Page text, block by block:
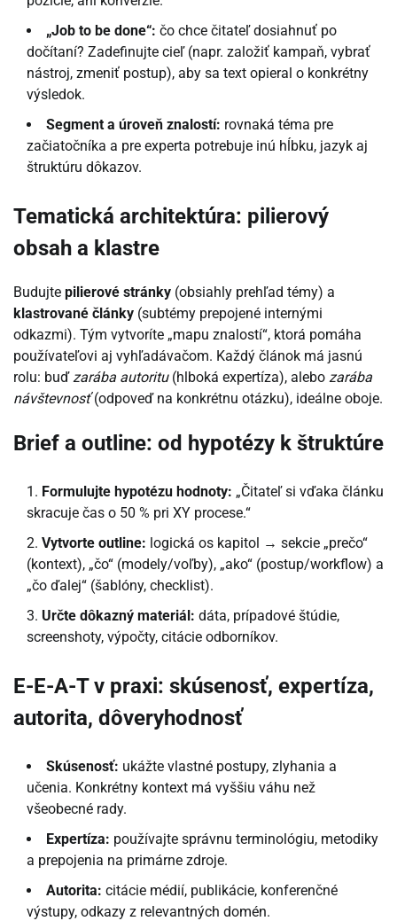
„Job to be done“: čo chce čitateľ dosiahnuť po
dočítaní? Zadefinujte cieľ (napr. založiť kampaň, vybrať
nástroj, zmeniť postup), aby sa text opieral o konkrétny
výsledok.
Segment a úroveň znalostí: rovnaká téma pre
začiatočníka a pre experta potrebuje inú hĺbku, jazyk aj
štruktúru dôkazov.
Tematická architektúra: pilierový
obsah a klastre
Budujte pilierové stránky (obsiahly prehľad témy) a
klastrované články (subtémy prepojené internými
odkazmi). Tým vytvoríte „mapu znalostí“, ktorá pomáha
používateľovi aj vyhľadávačom. Každý článok má jasnú
rolu: buďzarába autoritu(hlboká expertíza), alebo zarába
návštevnosť(odpoveď na konkrétnu otázku), ideálne oboje.
Brief a outline: od hypotézy k štruktúre
Formulujte hypotézu hodnoty: „Čitateľ si vďaka článku
skracuje čas o 50 % pri XY procese.“
Vytvorte outline: logická os kapitol → sekcie „prečo“
(kontext), „čo“ (modely/voľby), „ako“ (postup/workflow) a
„čo ďalej“ (šablóny, checklist).
Určte dôkazný materiál: dáta, prípadové štúdie,
screenshoty, výpočty, citácie odborníkov.
E-E-A-T v praxi: skúsenosť, expertíza,
autorita, dôveryhodnosť
Skúsenosť: ukážte vlastné postupy, zlyhania a
učenia. Konkrétny kontext má vyššiu váhu než
všeobecné rady.
Expertíza: používajte správnu terminológiu, metodiky
a prepojenia na primárne zdroje.
Autorita: citácie médií, publikácie, konferenčné
výstupy, odkazy z relevantných domén.